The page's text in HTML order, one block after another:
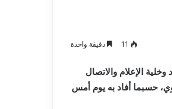
11 دقيقة واحدة
الإعلام والاتصال
حسبما أفاد به يوم أمس